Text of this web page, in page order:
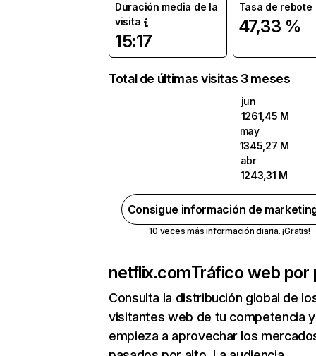
Duración media de la
visita
15:17
Tasa de rebote
47,33 %
Total de últimas visitas 3 meses
jun
1261,45 M
may
1345,27 M
abr
1243,31 M
Consigue información de
10 veces más información diaria. ¡Gratis!
netflix.comTráfico web por
Consulta la distribución global de
visitantes web de tu competencia y
empieza a aprovechar los